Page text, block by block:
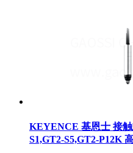
KEYENCE 基恩士 接
S1,GT2-S5,GT2-P12K